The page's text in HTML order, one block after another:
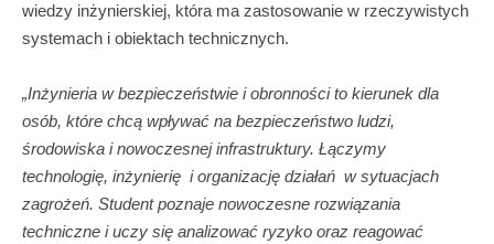
wiedzy inżynierskiej, która ma zastosowanie w rzeczywistych
systemach i obiektach technicznych.
„Inżynieria w bezpieczeństwie i obronności to kierunek dla
osób, które chcą wpływać na bezpieczeństwo ludzi,
środowiska i nowoczesnej infrastruktury. Łączymy
technologię, inżynierię i organizację działań w sytuacjach
zagrożeń. Student poznaje nowoczesne rozwiązania
techniczne i uczy się analizować ryzyko oraz reagować